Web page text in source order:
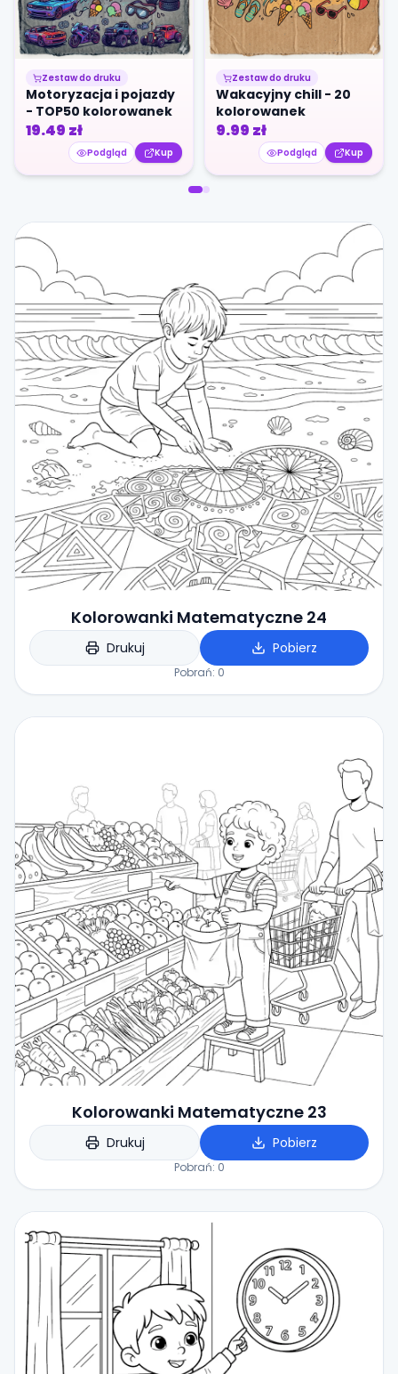
Zestaw do druku
Motoryzacja i pojazdy
- TOP50 kolorowanek
19.49 zł
Podgląd Kup
Zestaw do druku
Wakacyjny chill - 20
kolorowanek
9.99 zł
Podgląd Kup
Kolorowanki Matematyczne 24
Drukuj Pobierz
Pobrań: 0
Kolorowanki Matematyczne 23
Drukuj Pobierz
Pobrań: 0